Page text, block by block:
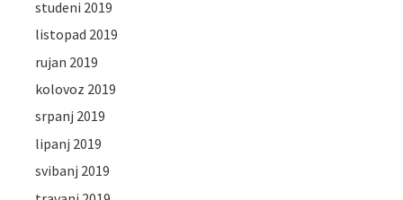
studeni 2019
listopad 2019
rujan 2019
kolovoz 2019
srpanj 2019
lipanj 2019
svibanj 2019